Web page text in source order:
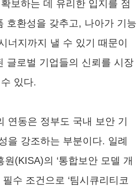
보하는 데 유리한 입지를 점
호환성을 갖추고, 나아가 기능
너지까지 낼 수 있기 때문이
글로벌 기업들의 신뢰를 시장
있다.
연동은 정부도 국내 보안 기
을 강조하는 부분이다. 일례
원(KISA)의 ‘통합보안 모델 개
수 조건으로 ‘팀시큐리티코